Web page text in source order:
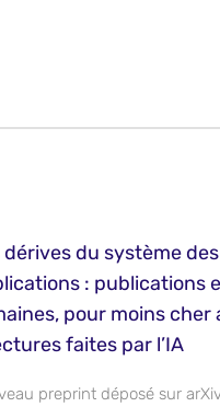
dérives du système des
: publications
pour moins cher
faites par l’IA
preprint déposé sur